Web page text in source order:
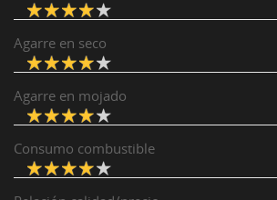
Agarre en seco
Agarre en mojado
Consumo combustible